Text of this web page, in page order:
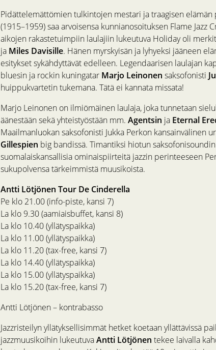
Pidättelemättömien tulkintojen mestari ja traagisen elämän
(1915–1959) saa arvoisensa kunnianosoituksen Flame Jazz
aikojen rakastetuimpiin laulajiin lukeutuva Holiday oli
ja Miles Davisille. Hänen myrskyisän ja lyhyeksi jääneen
esitykset sykähdyttävät edelleen. Legendaarisen laulajan
bluesin ja rockin kuningatar Marjo Leinonen saksofonisti
huippukvartetin tukemana. Tätä ei kannata missata!
Marjo Leinonen on ilmiömäinen laulaja, joka tunnetaan
äänestään sekä yhteistyöstään mm. Agentsin ja Eternal
Maailmanluokan saksofonisti Jukka Perkon kansainvälinen
Gillespien big bandissä. Timantiksi hiotun
suomalaiskansallisia ominaispiirteitä jazzin perinteeseen
sukupolvensa tärkeimmistä muusikoista.
Antti Lötjönen Tour De Cinderella
Pe klo 21.00 (info-piste, kansi 7)
La klo 9.30 (aamiaisbuffet, kansi 8)
La klo 10.40 (yllätyspaikka)
La klo 11.00 (yllätyspaikka)
La klo 11.20 (tax-free, kansi 7)
La klo 14.40 (yllätyspaikka)
La klo 15.00 (yllätyspaikka)
La klo 15.20 (tax-free, kansi 7)
Antti Lötjönen – kontrabasso
Jazzristeilyn yllätyksellisimmät hetket koetaan yllättävissä
jazzmuusikoihin lukeutuvaAntti Lötjönen tekee laivalla